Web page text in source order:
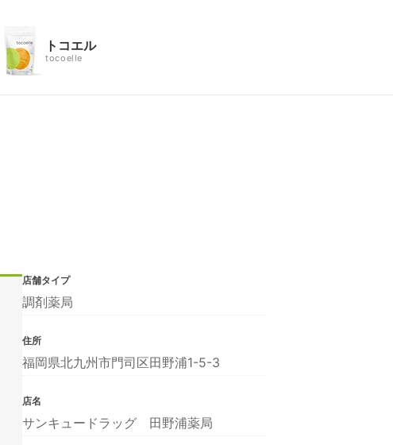
トコエル
tocoelle
店舗タイプ
調剤薬局
住所
福岡県北九州市門司区田野浦1-5-3
店名
サンキュードラッグ 田野浦薬局